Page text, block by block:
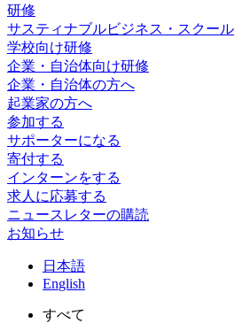
研修
サスティナブルビジネス・スクール
学校向け研修
企業・自治体向け研修
企業・自治体の方へ
起業家の方へ
参加する
サポーターになる
寄付する
インターンをする
求人に応募する
ニュースレターの購読
お知らせ
日 本語
English
すべて